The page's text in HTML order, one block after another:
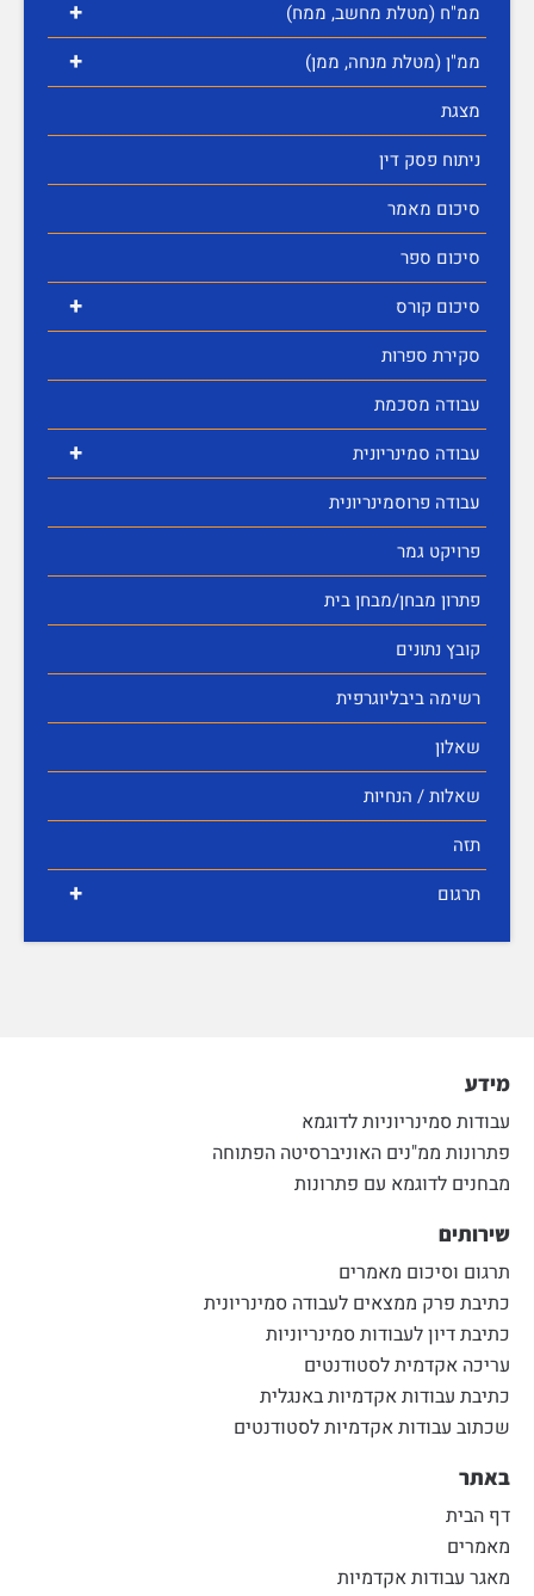
+ ממ"ח (מטלת מחשב, ממח)
+
ממ"ן (מטלת מנחה, ממן)
מצגת
ניתוח פסק דין
סיכום מאמר
סיכום ספר
+
סיכום קורס
סקירת ספרות
עבודה מסכמת
+
עבודה סמינריונית
עבודה פרוסמינריונית
פרויקט גמר
פתרון מבחן/מבחן בית
קובץ נתונים
רשימה ביבליוגרפית
שאלון
שאלות / הנחיות
תזה
+ תרגום
מידע
עבודות סמינריוניות לדוגמא
פתרונות ממ"נים האוניברסיטה הפתוחה
מבחנים לדוגמא עם פתרונות
שירותים
תרגום וסיכום מאמרים
כתיבת פרק ממצאים לעבודה סמינריונית
כתיבת דיון לעבודות סמינריוניות
עריכה אקדמית לסטודנטים
כתיבת עבודות אקדמיות באנגלית
שכתוב עבודות אקדמיות לסטודנטים
באתר
דף הבית
מאמרים
מאגר עבודות אקדמיות